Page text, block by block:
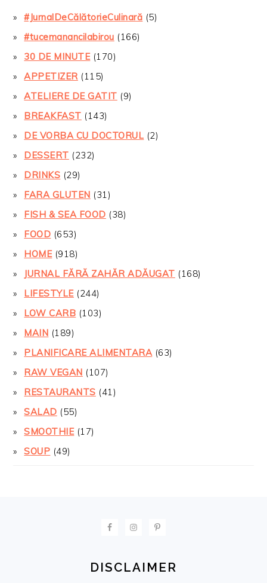
#JurnalDeCălătorieCulinară (5)
#tucemanancilabirou (166)
30 DE MINUTE(170)
APPETIZER (115)
ATELIERE DE GATIT (9)
BREAKFAST (143)
DE VORBA CU DOCTORUL (2)
DESSERT (232)
DRINKS (29)
FARA GLUTEN (31)
FISH & SEA FOOD (38)
FOOD (653)
HOME(918)
JURNAL FĂRĂ ZAHĂR ADĂUGAT (168)
LIFESTYLE(244)
LOW CARB (103)
MAIN (189)
PLANIFICARE ALIMENTARA (63)
RAW VEGAN (107)
RESTAURANTS (41)
SALAD (55)
SMOOTHIE(17)
SOUP (49)
DISCLAIMER